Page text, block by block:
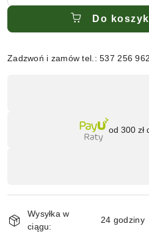
Do
Zadzwoń i zamów tel.: 537 256 962
od 300 zł
Wysyłka w
ciągu:
24 godziny